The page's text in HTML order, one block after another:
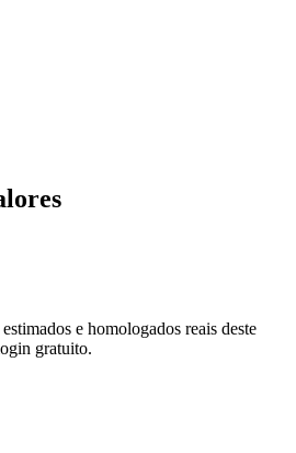
e homologados reais deste
gratuito.